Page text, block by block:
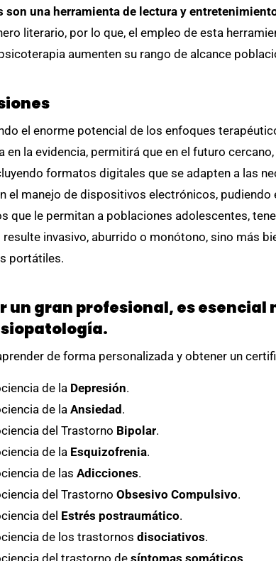
son una herramienta de lectura y
literario, por lo que, el empleo de esta
aumenten su rango de alcance
el enorme potencial de los enfoques
en la evidencia, permitirá que en el futuro
formatos digitales que se adapten a las
el manejo de dispositivos electrónicos,
que le permitan a poblaciones adolescentes,
resulte invasivo, aburrido o monótono, sino más
portátiles.
un gran profesional, es
de forma personalizada y obtener un
de la Depresión.
de laAnsiedad .
del Trastorno Bipolar.
de la Esquizofrenia.
de las Adicciones.
del Trastorno Obsesivo Compulsivo.
del Estrés postraumático.
de los trastornos disociativos.
del trastorno de síntomas somáticos.